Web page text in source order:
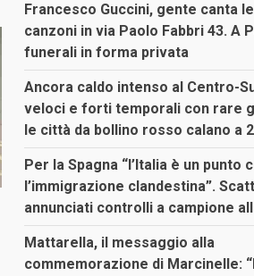
Francesco Guccini, gente canta
canzoni in via Paolo Fabbri 43. A
funerali in forma privata
Ancora caldo intenso al Centro-
veloci e forti temporali con rare
le città da bollino rosso calano a
Per la Spagna “l’Italia è un punto
l’immigrazione clandestina”.
annunciati controlli a campione
Mattarella, il messaggio alla
commemorazione di Marcinelle: